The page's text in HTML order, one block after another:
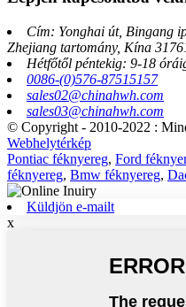
Cím: Yonghai út, Bingang
Zhejiang tartomány, Kína
Hétfőtől péntekig: 9-18
0086-(0)576-87515157
sales02@chinahwh.com
sales03@chinahwh.com
© Copyright - 2010-2022 :
Webhelytérkép
Pontiac féknyereg, Ford
féknyereg, Bmw féknyereg,
Küldjön e-mailt
x